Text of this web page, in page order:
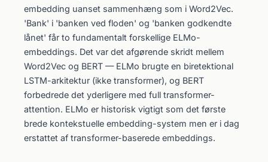
embedding uanset sammenhæng som i Word2Vec.
'Bank' i 'banken ved floden' og 'banken godkendte
lånet' får to fundamentalt forskellige ELMo-
embeddings. Det var det afgørende skridt mellem
Word2Vec og BERT — ELMo brugte en biretektional
LSTM-arkitektur (ikke transformer), og BERT
forbedrede det yderligere med full transformer-
attention. ELMo er historisk vigtigt som det første
brede kontekstuelle embedding-system men er i dag
erstattet af transformer-baserede embeddings.